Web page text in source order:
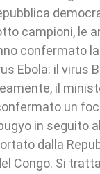
campioni, le
confermato
Ebola: il virus
il
un
in seguito
dalla
Congo. Si